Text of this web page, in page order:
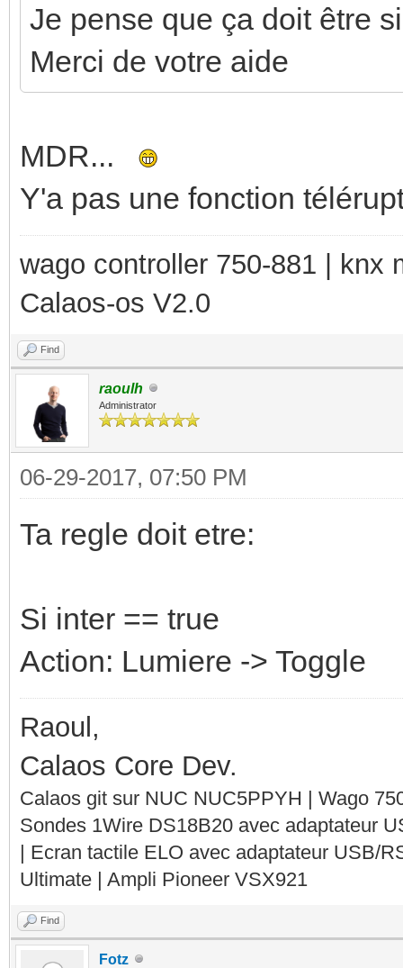
Je pense que ça doit être
Merci de votre aide
MDR...
Y'a pas une fonction
wago controller 750-881 | knx
Calaos-os V2.0
Find
raoulh
Administrator
06-29-2017, 07:50 PM
Ta regle doit etre:
Si inter == true
Action: Lumiere -> Toggle
Raoul,
Calaos Core Dev.
Calaos git sur NUC NUC5PPYH | Wago
Sondes 1Wire DS18B20 avec adaptateur
| Ecran tactile ELO avec adaptateur USB/
Ultimate | Ampli Pioneer VSX921
Find
Fotz